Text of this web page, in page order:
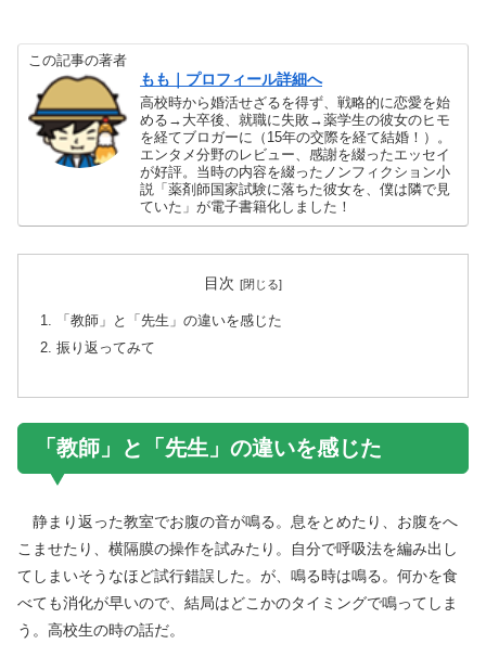
この記事の著者
もも｜プロフィール詳細へ
高校時から婚活せざるを得ず、戦略的に恋愛を始
める→大卒後、就職に失敗→薬学生の彼女のヒモ
を経てブロガーに（15年の交際を経て結婚！）。
エンタメ分野のレビュー、感謝を綴ったエッセイ
が好評。当時の内容を綴ったノンフィクション小
説「薬剤師国家試験に落ちた彼女を、僕は隣で見
ていた」が電子書籍化しました！
目次
「教師」と「先生」の違いを感じた
振り返ってみて
「教師」と「先生」の違いを感じた
静まり返った教室でお腹の音が鳴る。息をとめたり、お腹をへ
こませたり、横隔膜の操作を試みたり。自分で呼吸法を編み出し
てしまいそうなほど試行錯誤した。が、鳴る時は鳴る。何かを食
べても消化が早いので、結局はどこかのタイミングで鳴ってしま
う。高校生の時の話だ。